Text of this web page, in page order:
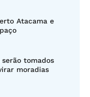
Atacama e
tomados
moradias